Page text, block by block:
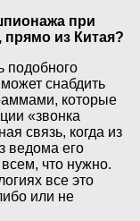
при
из Китая?
подобного
снабдить
которые
«звонка
связь, когда из
ведома его
что нужно.
все это
или не